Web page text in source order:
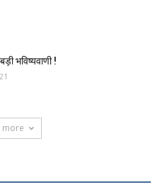
भविष्यवाणी !
more